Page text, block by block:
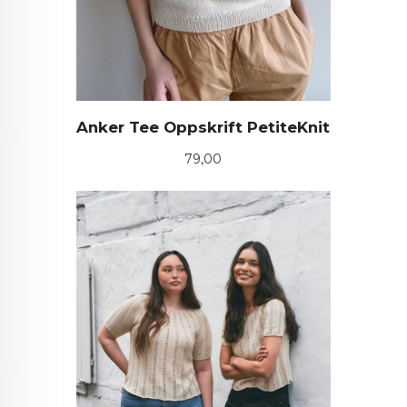
Anker Tee Oppskrift PetiteKnit
Pris
79,00